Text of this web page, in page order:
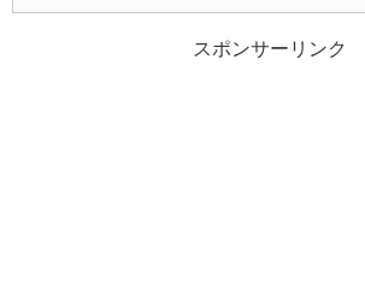
スポンサーリンク